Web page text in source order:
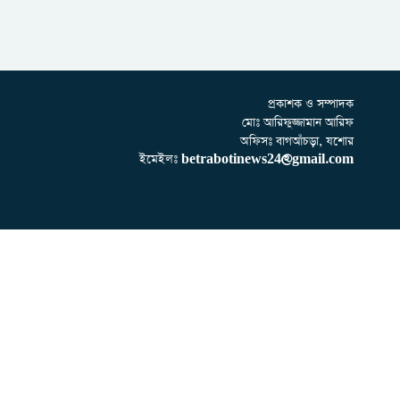
প্রকাশক ও সম্পাদক
মোঃ আরিফুজ্জামান আরিফ
অফিসঃ বাগআঁচড়া, যশোর
ইমেইলঃ betrabotinews24@gmail.com